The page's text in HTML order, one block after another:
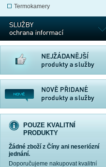
Termokamery
POUZE KVALITNÍ
PRODUKTY
Žádné zboží z Číny ani neseriózní
jednání.
Doporučujeme nakupovat kvalitní